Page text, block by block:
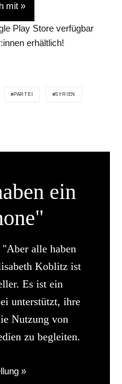
mit »
Play Store verfügbar
erhältlich!
PARTEI SYRIEN
ein
alle haben
Koblitz ist
Es ist ein
unterstützt, ihre
Nutzung von
zu begleiten.
»